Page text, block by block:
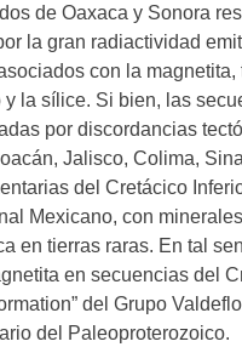
de Oaxaca y Sonora
la gran radiactividad
con la
la sílice. Si bien, las
por discordancias
Jalisco, Colima,
del Cretácico
Mexicano, con
en tierras raras. En tal
en secuencias del
del Grupo
del Paleoproterozoico.